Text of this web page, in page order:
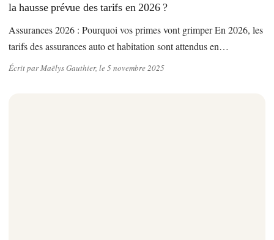
la hausse prévue des tarifs en 2026 ?
Assurances 2026 : Pourquoi vos primes vont grimper En 2026, les
tarifs des assurances auto et habitation sont attendus en…
Écrit par Maëlys Gauthier, le 5 novembre 2025